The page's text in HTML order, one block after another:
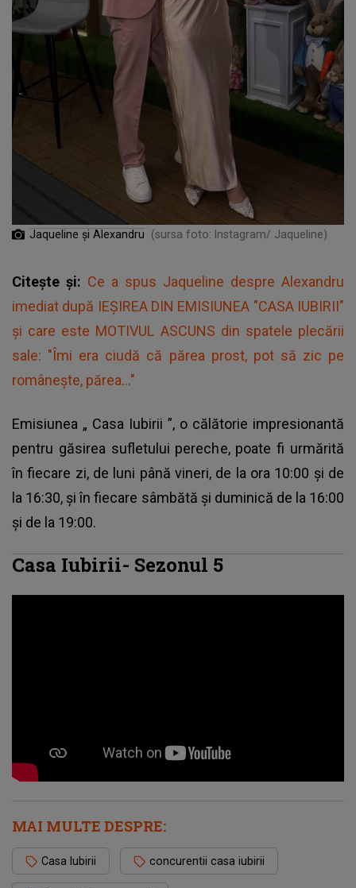
Jaqueline și Alexandru (sursa foto: Instagram/ Jaqueline)
Citește și: Ce a spus Jaqueline despre Alexandru
imediat după IEȘIREA DIN EMISIUNEA "CASA IUBIRII"
și care este MOTIVUL ASCUNS din spatele plecării
sale: "Îmi era ciudă că părea prost, pot să zic pe
românește, părea..."
Emisiunea „ Casa Iubirii ”, o călătorie impresionantă
pentru găsirea sufletului pereche, poate fi urmărită
în fiecare zi, de luni până vineri, de la ora 10:00 și de
la 16:30, și în fiecare sâmbătă și duminică de la 16:00
și de la 19:00.
Casa Iubirii- Sezonul 5
MAI MULTE DESPRE:
Casa Iubirii concurentii casa iubirii